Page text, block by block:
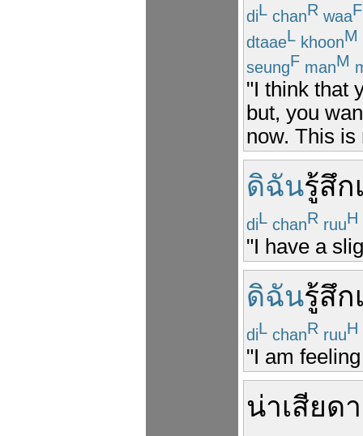
diL chanR waaF
dtaaeL khoonM
seungF manM
"I think that
but, you
now. This is
ดิฉันรู้สึก
diL chanR ruuH
"I have a
ดิฉันรู้สึก
diL chanR ruuH
"I am
น่าเสียด